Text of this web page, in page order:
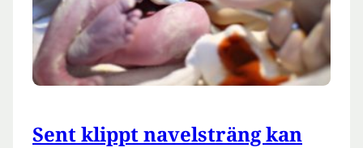
Sent klippt navelsträng kan